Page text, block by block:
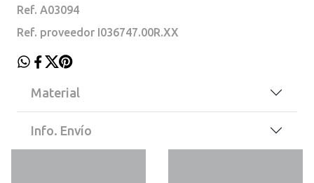
Ref. A03094
Ref. proveedor I036747.00R.XX
Material
Info. Envío